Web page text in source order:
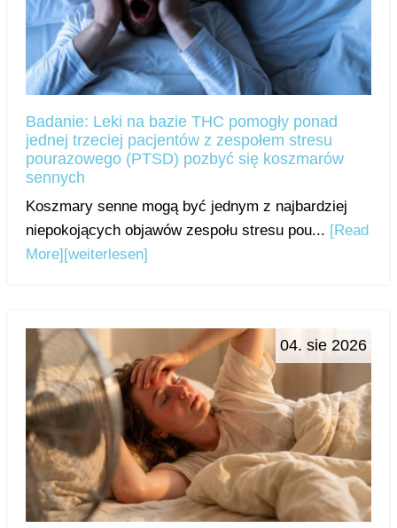
Badanie: Leki na bazie THC pomogły ponad
jednej trzeciej pacjentów z zespołem stresu
pourazowego (PTSD) pozbyć się koszmarów
sennych
Koszmary senne mogą być jednym z najbardziej
niepokojących objawów zespołu stresu pou... [Read
More][weiterlesen]
04. sie 2026